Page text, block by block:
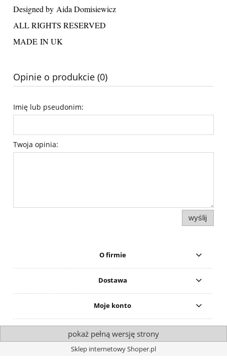
Designed by Aida Domisiewicz
ALL RIGHTS RESERVED
MADE IN UK
Opinie o produkcie (0)
Imię lub pseudonim:
Twoja opinia:
wyślij
O firmie
Dostawa
Moje konto
pokaż pełną wersję strony
Sklep internetowy Shoper.pl